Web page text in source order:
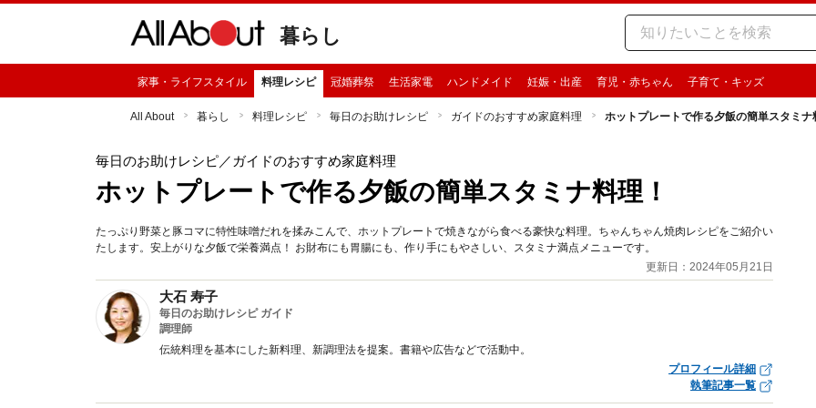
暮らし
家事・ライフスタイル 料理レシピ 冠婚葬祭 生活家電 ハンドメイド 妊娠・出産 育児・赤ちゃん 子育て・キッズ
All About 暮らし 料理レシピ 毎日のお助けレシピ ガイドのおすすめ家庭料理 ホットプレートで作る夕飯の簡単スタミナ
毎日のお助けレシピ／ガイドのおすすめ家庭料理
ホットプレートで作る夕飯の簡単スタミナ料理！
たっぷり野菜と豚コマに特性味噌だれを揉みこんで、ホットプレートで焼きながら食べる豪快な料理。ちゃんちゃん焼肉レシピをご紹介い
たします。安上がりな夕飯で栄養満点！ お財布にも胃腸にも、作り手にもやさしい、スタミナ満点メニューです。
更新日：2024年05月21日
大石 寿子
毎日のお助けレシピ ガイド
調理師
伝統料理を基本にした新料理、新調理法を提案。書籍や広告などで活動中。
プロフィール詳細
執筆記事一覧